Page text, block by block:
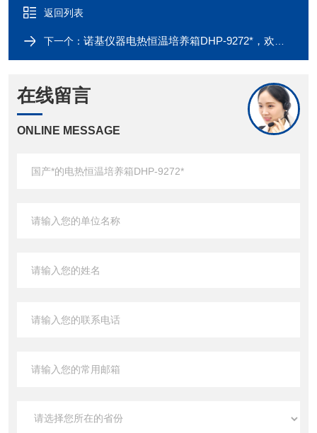
返回列表
下一个： 诺基仪器电热恒温培养箱DHP-9272*，欢迎采购咨询！
在线留言
ONLINE MESSAGE